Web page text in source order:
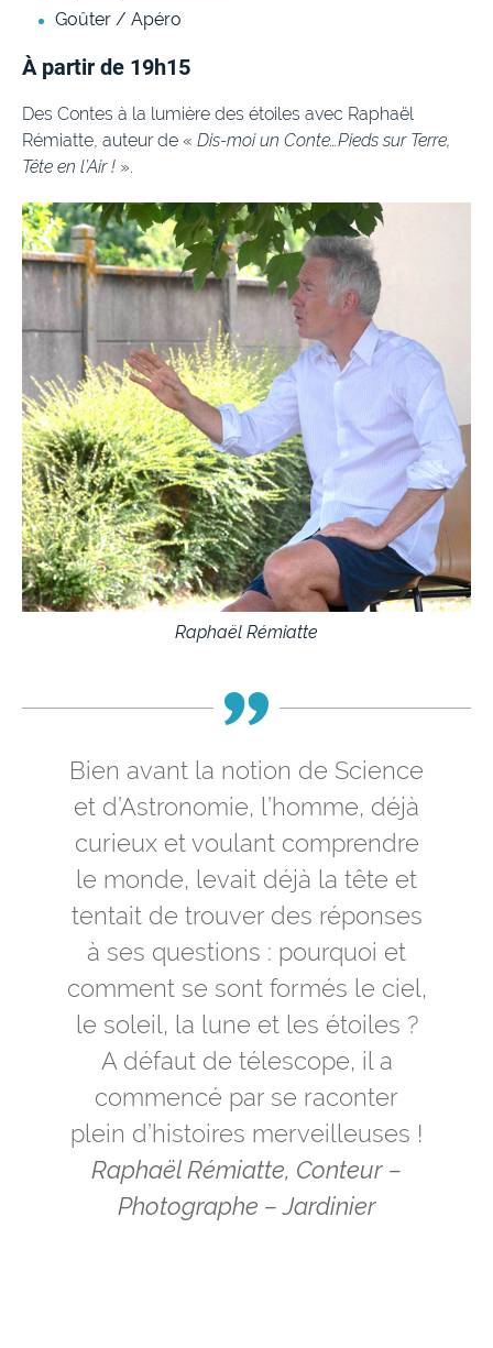
Goûter / Apéro
À partir de 19h15
Des Contes à la lumière des étoiles avec Raphaël
Rémiatte, auteur de « Dis-moi un Conte…Pieds sur Terre,
Tête en l’Air ! ».
Raphaël Rémiatte
Bien avant la notion de Science
et d’Astronomie, l’homme, déjà
curieux et voulant comprendre
le monde, levait déjà la tête et
tentait de trouver des réponses
à ses questions : pourquoi et
comment se sont formés le ciel,
le soleil, la lune et les étoiles ?
A défaut de télescope, il a
commencé par se raconter
plein d’histoires merveilleuses !
Raphaël Rémiatte, Conteur –
Photographe – Jardinier